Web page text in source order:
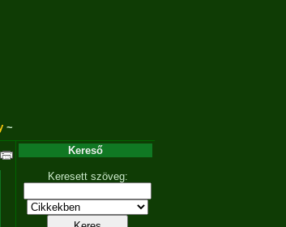
~
Kereső
Keresett szöveg: